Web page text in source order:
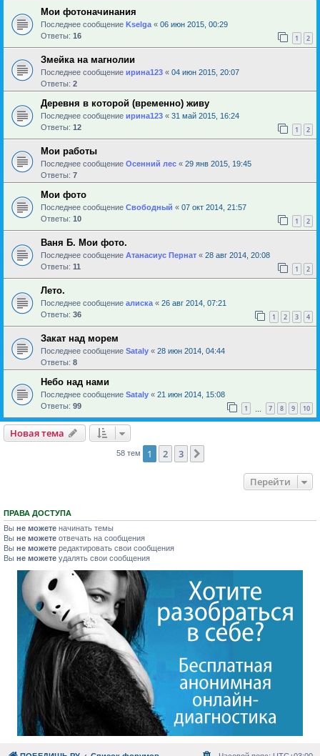
Мои фотоначинания
Последнее сообщение Kselga « 06 июн 2015, 00:29
Ответы: 16 1 2
Змейка на магнолии
Последнее сообщение ирина123 « 04 июн 2015, 20:07
Ответы: 2
Деревня в которой (временно) живу
Последнее сообщение ирина123 « 31 май 2015, 16:24
Ответы: 12 1 2
Мои работы
Последнее сообщение Осенний лес « 29 янв 2015, 19:45
Ответы: 7
Мои фото
Последнее сообщение Свободный « 07 окт 2014, 21:57
Ответы: 10 1 2
Ваня Б. Мои фото.
Последнее сообщение Атанасиус Пернат « 28 авг 2014, 20:08
Ответы: 11 1 2
Лето.
Последнее сообщение алиска « 26 авг 2014, 07:21
Ответы: 36 1 2 3 4
Закат над морем
Последнее сообщение Sataly « 28 июн 2014, 04:44
Ответы: 8
Небо над нами
Последнее сообщение Sataly « 21 июн 2014, 15:08
Ответы: 99 1 7 8 9 10
Новая тема
58 тем 1 2 3
Перейти
ПРАВА ДОСТУПА
Вы не можете начинать темы
Вы не можете отвечать на сообщения
Вы не можете редактировать свои сообщения
Вы не можете удалять свои сообщения